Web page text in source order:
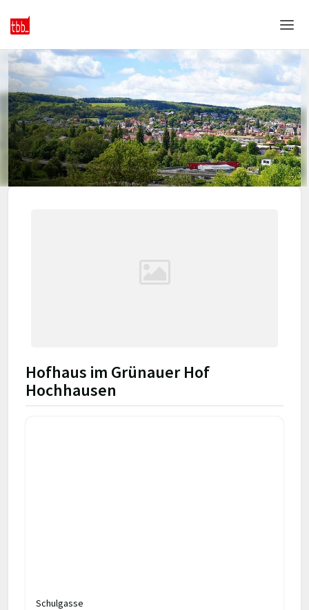
Home
Login
Sprache
Hilfe & Info
Hofhaus im Grünauer Hof
Hochhausen
Schulgasse